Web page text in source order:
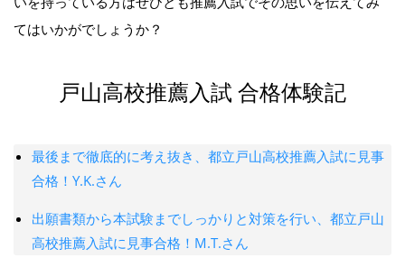
てはいかがでしょうか？
戸山高校推薦入試 合格体験記
最後まで徹底的に考え抜き、都立戸山高校推薦入試に見事
合格！Y.K.さん
出願書類から本試験までしっかりと対策を行い、都立戸山
高校推薦入試に見事合格！M.T.さん